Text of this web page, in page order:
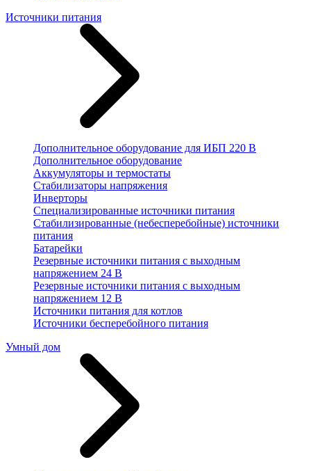
Источники питания
Дополнительное оборудование для ИБП 220 В
Дополнительное оборудование
Аккумуляторы и термостаты
Стабилизаторы напряжения
Инверторы
Специализированные источники питания
Стабилизированные (небесперебойные) источники
питания
Батарейки
Резервные источники питания с выходным
напряжением 24 В
Резервные источники питания с выходным
напряжением 12 В
Источники питания для котлов
Источники бесперебойного питания
Умный дом